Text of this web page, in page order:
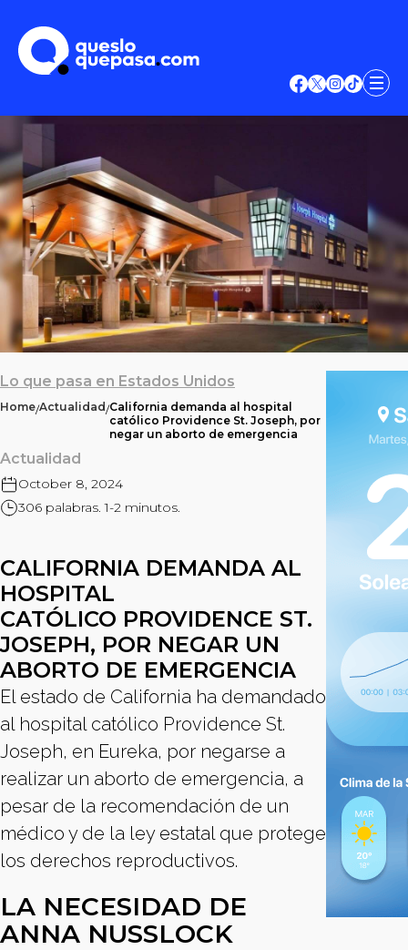
Lo que pasa en Estados Unidos
Home/Actualidad/California demanda al hospital
católico Providence St. Joseph, por
negar un aborto de emergencia
Actualidad
October 8, 2024
306 palabras. 1-2 minutos.
CALIFORNIA DEMANDA AL
HOSPITAL
CATÓLICO PROVIDENCE ST.
JOSEPH, POR NEGAR UN
ABORTO DE EMERGENCIA
El estado de California ha demandado
al hospital católico Providence St.
Joseph, en Eureka, por negarse a
realizar un aborto de emergencia, a
pesar de la recomendación de un
médico y de la ley estatal que protege
los derechos reproductivos.
LA NECESIDAD DE
ANNA NUSSLOCK